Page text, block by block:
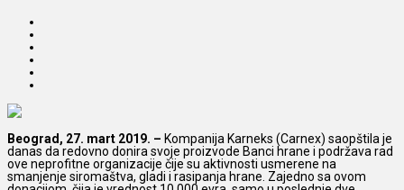
Beograd, 27. mart 2019. – Kompanija Karneks (Carnex) saopštila je
danas da redovno donira svoje proizvode Banci hrane i podržava rad
ove neprofitne organizacije čije su aktivnosti usmerene na
smanjenje siromaštva, gladi i rasipanja hrane. Zajedno sa ovom